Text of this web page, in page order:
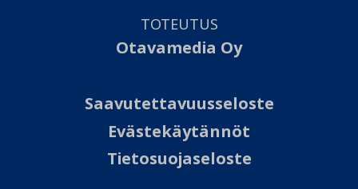
TOTEUTUS
Otavamedia Oy
Saavutettavuusseloste
Evästekäytännöt
Tietosuojaseloste